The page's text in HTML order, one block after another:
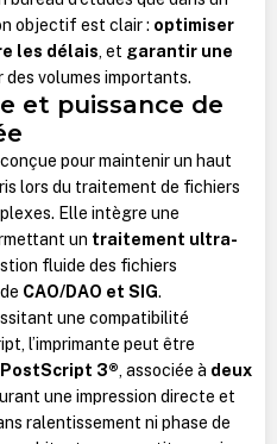
objectif est clair : optimiser
les délais, et garantir une
des volumes importants.
et puissance de
pour maintenir un haut
lors du traitement de fichiers
Elle intègre une
un traitement ultra-
fluide des fichiers
CAO/DAO et SIG.
une compatibilité
l’imprimante peut être
3®, associée à deux
une impression directe et
ralentissement ni phase de